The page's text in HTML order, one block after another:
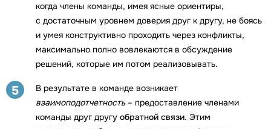
когда члены команды, имея ясные ориентиры,
с достаточным уровнем доверия друг к другу, не боясь
и умея конструктивно проходить через конфликты,
максимально полно вовлекаются в обсуждение
решений, которые им потом реализовывать.
5
В результате в команде возникает
взаимоподотчетность– предоставление членами
команды друг другу обратной связи. Этим